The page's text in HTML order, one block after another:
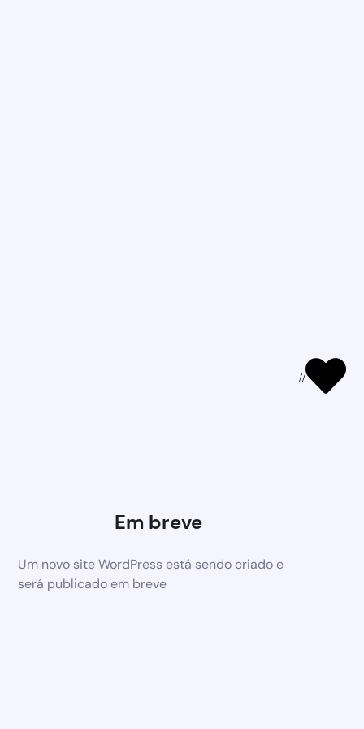
Em breve
Um novo site WordPress está sendo criado e
será publicado em breve
//